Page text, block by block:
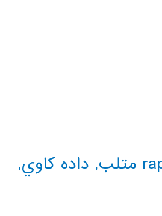
, داده كاوي,